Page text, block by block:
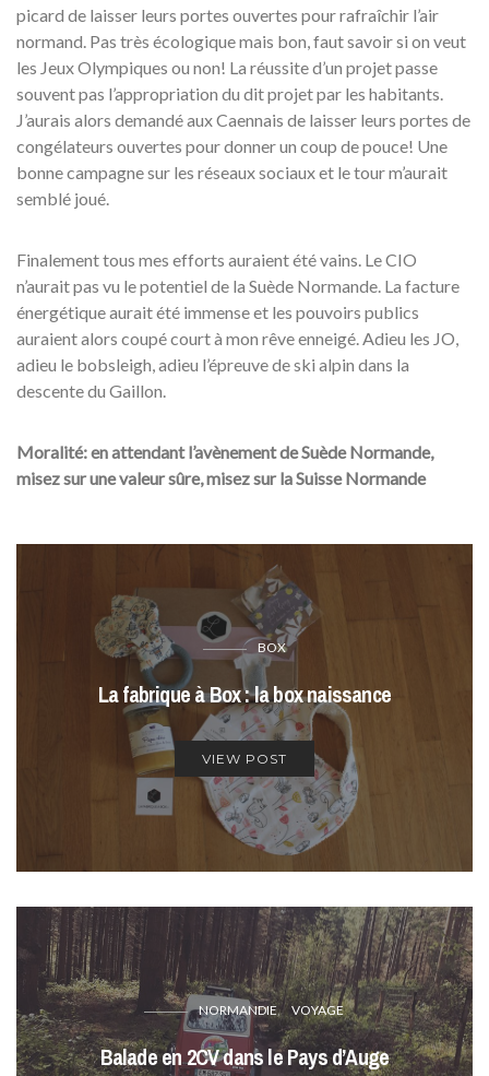
picard de laisser leurs portes ouvertes pour rafraîchir l’air
normand. Pas très écologique mais bon, faut savoir si on veut
les Jeux Olympiques ou non! La réussite d’un projet passe
souvent pas l’appropriation du dit projet par les habitants.
J’aurais alors demandé aux Caennais de laisser leurs portes de
congélateurs ouvertes pour donner un coup de pouce! Une
bonne campagne sur les réseaux sociaux et le tour m’aurait
semblé joué.
Finalement tous mes efforts auraient été vains. Le CIO
n’aurait pas vu le potentiel de la Suède Normande. La facture
énergétique aurait été immense et les pouvoirs publics
auraient alors coupé court à mon rêve enneigé. Adieu les JO,
adieu le bobsleigh, adieu l’épreuve de ski alpin dans la
descente du Gaillon.
Moralité: en attendant l’avènement de Suède Normande,
misez sur une valeur sûre, misez sur la Suisse Normande
BOX
La fabrique à Box : la box naissance
VIEW POST
NORMANDIE VOYAGE
Balade en 2CV dans le Pays d’Auge